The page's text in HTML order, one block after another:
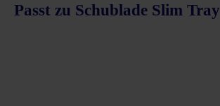
Passt zu Schublade Slim Tray